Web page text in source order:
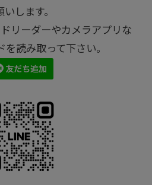
いします。
リーダーやカメラアプリな
を読み取って下さい。